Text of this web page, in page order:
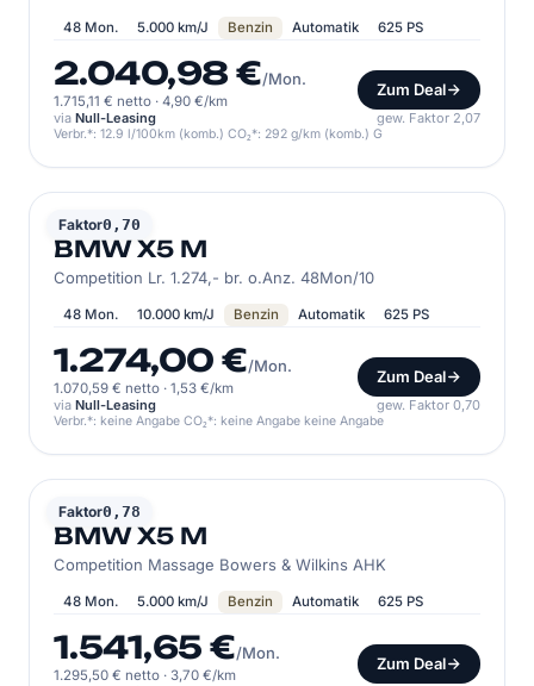
48 Mon. 5.000 km/J Benzin Automatik 625 PS
2.040,98 €/Mon.
1.715,11 € netto · 4,90 €/km
Zum Deal
via Null-Leasing gew. Faktor 2,07
Verbr.*: 12.9 l/100km (komb.) CO₂*: 292 g/km (komb.) G
Faktor0,70
BMW
BMW X5 M
Competition Lr. 1.274,- br. o.Anz. 48Mon/10
48 Mon. 10.000 km/J Benzin Automatik 625 PS
1.274,00 €/Mon.
1.070,59 € netto · 1,53 €/km
Zum Deal
via Null-Leasing gew. Faktor 0,70
Verbr.*: keine Angabe CO₂*: keine Angabe keine Angabe
Faktor0,78
BMW
BMW X5 M
Competition Massage Bowers & Wilkins AHK
48 Mon. 5.000 km/J Benzin Automatik 625 PS
1.541,65 €/Mon.
1.295,50 € netto · 3,70 €/km
Zum Deal